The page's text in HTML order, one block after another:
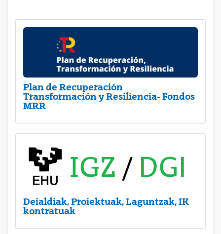
Plan de Recuperación
Transformación y Resiliencia- Fondos
MRR
Deialdiak, Proiektuak, Laguntzak, IK
kontratuak